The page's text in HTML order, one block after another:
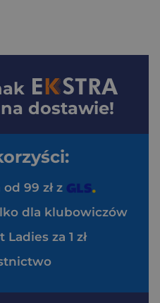
dostawie!
99 zł z
dla klubowiczów
za 1 zł